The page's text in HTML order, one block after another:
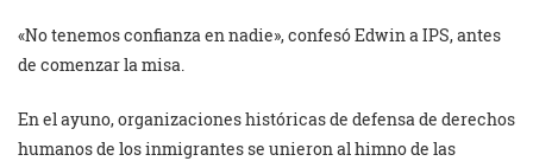
«No tenemos confianza en nadie», confesó Edwin a IPS, antes
de comenzar la misa.
En el ayuno, organizaciones históricas de defensa de derechos
humanos de los inmigrantes se unieron al himno de las